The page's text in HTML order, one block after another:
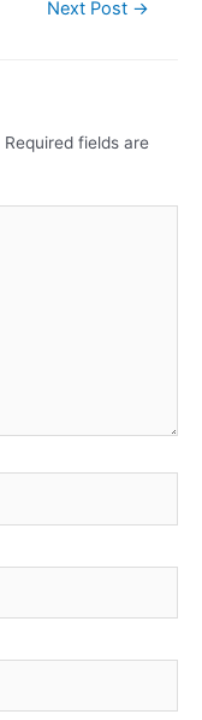
Next Post →
Required fields are